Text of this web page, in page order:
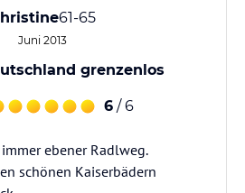
61-65
Juni 2013
grenzenlos
6 / 6
ebener Radlweg.
schönen Kaiserbädern